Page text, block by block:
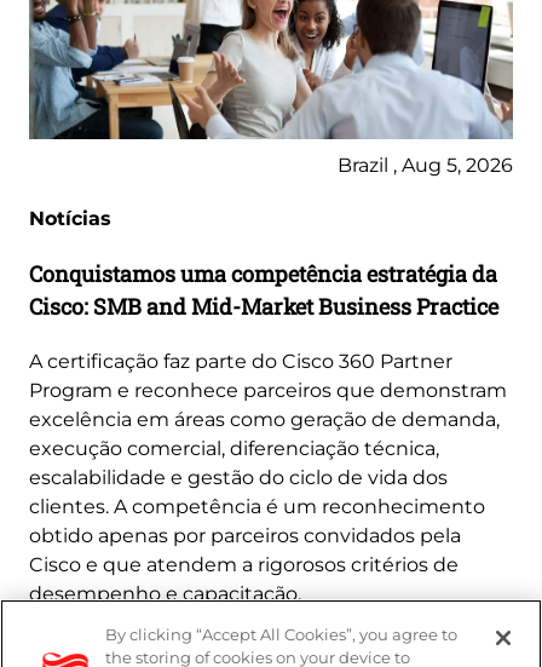
Brazil , Aug 5, 2026
Notícias
Conquistamos uma competência estratégia da
Cisco: SMB and Mid-Market Business Practice
A certificação faz parte do Cisco 360 Partner
Program e reconhece parceiros que demonstram
excelência em áreas como geração de demanda,
execução comercial, diferenciação técnica,
escalabilidade e gestão do ciclo de vida dos
clientes. A competência é um reconhecimento
obtido apenas por parceiros convidados pela
Cisco e que atendem a rigorosos critérios de
desempenho e capacitação.
Saiba mais
By clicking “Accept All Cookies”, you agree to
the storing of cookies on your device to